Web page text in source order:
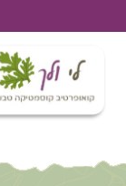
לתוכן